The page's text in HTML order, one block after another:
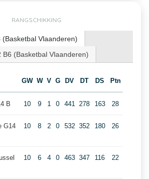
RANGSCHIKKING
(Basketbal Vlaanderen)
B6 (Basketbal Vlaanderen)
GW W V G DV DT DS Ptn
B 10 9 1 0 441 278 163 28
G14
10 8 2 0 532 352 180 26
10 6 4 0 463 347 116 22